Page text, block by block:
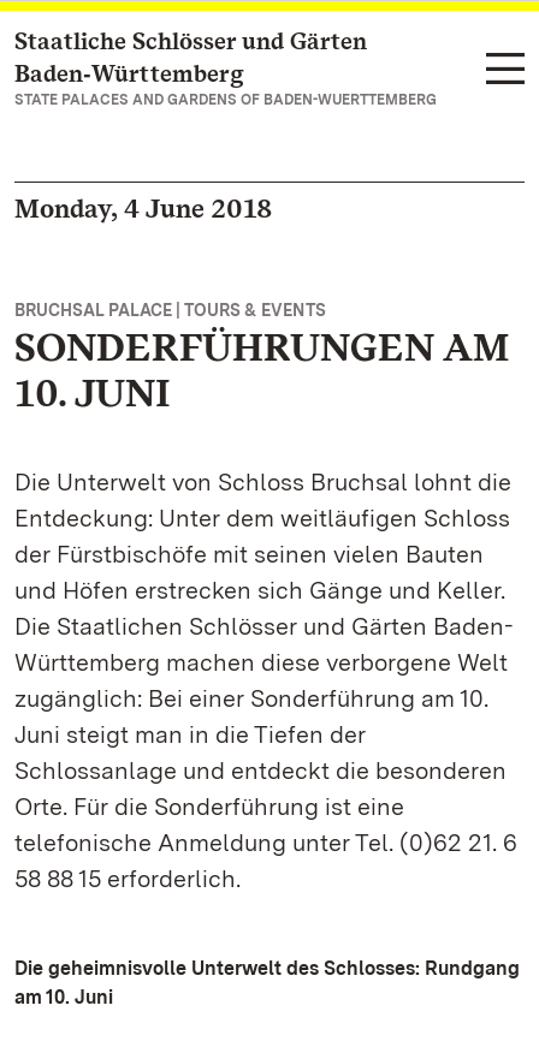
Navigate to main page
Staatliche Schlösser und Gärten
Baden‑Württemberg
STATE PALACES AND GARDENS OF BADEN-WUERTTEMBERG
Monday, 4 June 2018
BRUCHSAL PALACE | TOURS & EVENTS
SONDERFÜHRUNGEN AM
10. JUNI
Die Unterwelt von Schloss Bruchsal lohnt die
Entdeckung: Unter dem weitläufigen Schloss
der Fürstbischöfe mit seinen vielen Bauten
und Höfen erstrecken sich Gänge und Keller.
Die Staatlichen Schlösser und Gärten Baden-
Württemberg machen diese verborgene Welt
zugänglich: Bei einer Sonderführung am 10.
Juni steigt man in die Tiefen der
Schlossanlage und entdeckt die besonderen
Orte. Für die Sonderführung ist eine
telefonische Anmeldung unter Tel. (0)62 21. 6
58 88 15 erforderlich.
Die geheimnisvolle Unterwelt des Schlosses: Rundgang
am 10. Juni